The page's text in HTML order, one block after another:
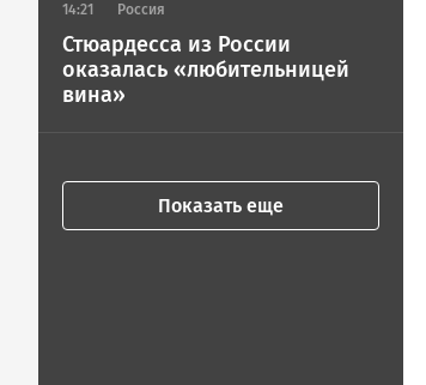
14:21 Россия
Стюардесса из России
оказалась «любительницей
вина»
Показать еще